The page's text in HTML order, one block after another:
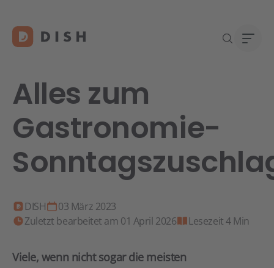
Neu
Alles zum
Gastronomie-
DISH
03 März 2023
Zuletzt bearbeitet am 01 April 2026
Lesezeit 4 Min
Viele, wenn nicht sogar die meisten